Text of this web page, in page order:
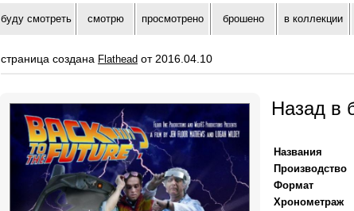
буду смотреть смотрю просмотрено брошено в коллекции
страница создана Flathead от 2016.04.10
Назад в
Названия
Производство
Формат
Хронометраж